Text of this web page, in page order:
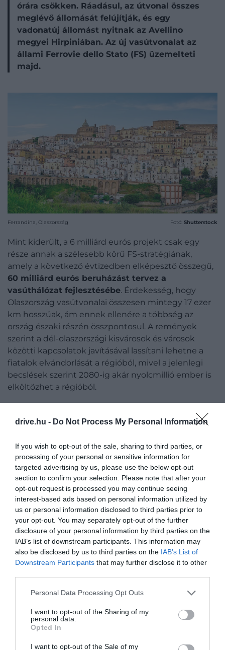
drive.hu - Do Not Process My Personal Information
If you wish to opt-out of the sale, sharing to third parties, or
processing of your personal or sensitive information for
targeted advertising by us, please use the below opt-out
section to confirm your selection. Please note that after your
opt-out request is processed you may continue seeing
interest-based ads based on personal information utilized by
us or personal information disclosed to third parties prior to
your opt-out. You may separately opt-out of the further
disclosure of your personal information by third parties on the
IAB’s list of downstream participants. This information may
also be disclosed by us to third parties on the IAB’s List of
Downstream Participants that may further disclose it to other
Please note that this website/app uses one or more Google
not limited to your visit or usage behaviour. You may click to
grant or deny consent to Google and its third-party tags to
use your data for below specified purposes in below Google
consent section.
Personal Data Processing Opt Outs
I want to opt-out of the Sharing of my
personal data.
Opted In
I want to opt-out of the Sale of my
órára csökken. Ráadásul, az útvonal összes
meglévő állomását felújítják, és egy
vadonatúj állomást nyitnak az Avellino
megyei Hirpiniában. Az új vasútvonalat az
állami Ferrovie dello Stato (FS) üzemelteti
majd.
Ferrandina, Olaszország Fotó: Shutterstock
Mint kiderült, a 6 milliárd eurós projekt csak egy
része annak a szélesebb körű FS-stratégiának,
amely a következő évtizedben elképesztő összegű,
60 milliárd eurós beruházást tervez a
vasúthálózat fejlesztésébe. Érdekesség, hogy
Olaszország vasútvonalai összesen mintegy 17 ezer
km hosszúak, ám ennek ellenére a többség az
ország északi részén összpontosul. A remények
szerint a dél-olaszországi kisvárosok és városok
közötti kapcsolatok javításával lassítani lehetne a
fiatalok elvándorlását a régióból, mivel a jelenlegi
becslések szerint 2080-ig akár nyolcmillió ember is
elköltözhet a régióból.
Ilyennel is próbálkoznak:Egy olasz régió 40
millió forintot fizet azoknak, akik a 33
településük egyikébe költöznek